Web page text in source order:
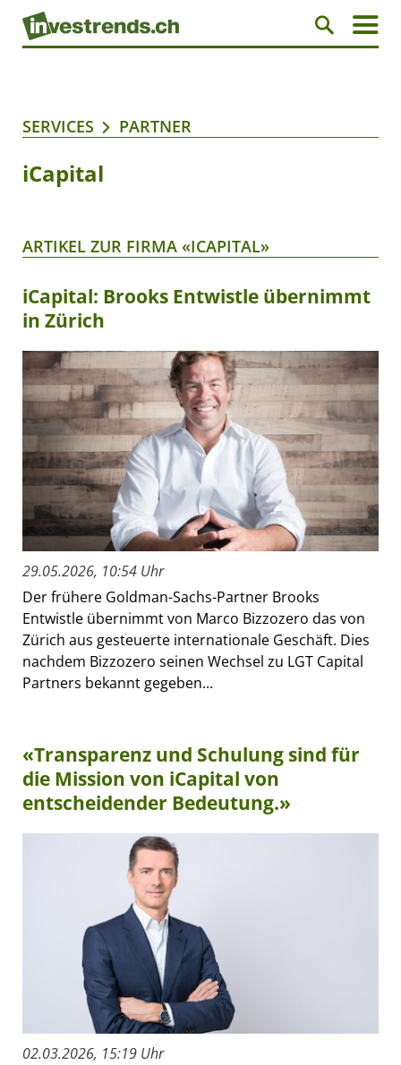
SERVICES PARTNER
iCapital
ARTIKEL ZUR FIRMA «ICAPITAL»
iCapital: Brooks Entwistle übernimmt
in Zürich
29.05.2026, 10:54 Uhr
Der frühere Goldman-Sachs-Partner Brooks
Entwistle übernimmt von Marco Bizzozero das von
Zürich aus gesteuerte internationale Geschäft. Dies
nachdem Bizzozero seinen Wechsel zu LGT Capital
Partners bekannt gegeben...
«Transparenz und Schulung sind für
die Mission von iCapital von
entscheidender Bedeutung.»
02.03.2026, 15:19 Uhr